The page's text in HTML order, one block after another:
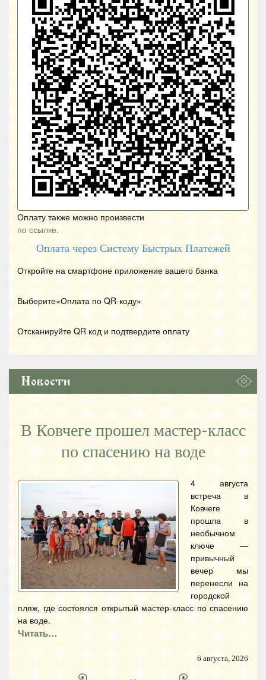
Оплату также можно произвести
по ссылке.
Оплата через Систему Быстрых Платежей
Откройте на смартфоне приложение вашего банка
Выберите«Оплата по QR-коду»
Отсканируйте QR код и подтвердите оплату
Новости
В Ковчеге прошел мастер-класс
по спасению на воде
4 августа
встреча в
Ковчеге
прошла в
необычном
ключе —
привычный
вечер мы
перенесли на
городской
пляж, где состоялся открытый мастер-класс по спасению
на воде.
Читать…
6 августа, 2026